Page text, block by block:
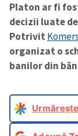
Platon ar fi
decizii luate
Potrivit
organizat o
banilor din
Urmărește